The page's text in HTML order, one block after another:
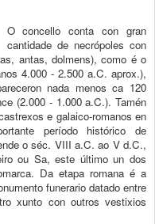
O concello conta con gran
cantidade de necrópoles con
antas, dolmens), como é o
4.000 - 2.500 a.C. aprox.),
nada menos ca 120
(2.000 - 1.000 a.C.). Tamén
e galaico-romanos en
período histórico de
o séc. VIII a.C. ao V d.C.,
ou Sa, este último un dos
Da etapa romana é a
funerario datado entre
xunto con outros vestixios